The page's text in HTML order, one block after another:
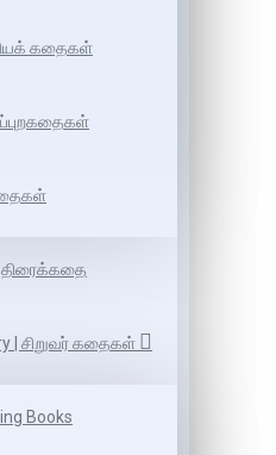
கதைகள்
திரைக்கதை
| சிறுவர் கதைகள்
Books